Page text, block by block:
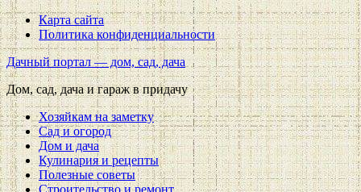
Карта сайта
Политика конфиденциальности
Дачный портал — дом, сад, дача
Дом, сад, дача и гараж в придачу
Хозяйкам на заметку
Сад и огород
Дом и дача
Кулинария и рецепты
Полезные советы
Строительство и ремонт